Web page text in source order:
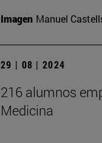
Imagen Manuel
29 | 08 | 2024
216 alumnos
Medicina